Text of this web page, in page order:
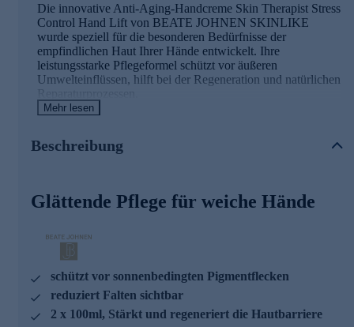
Die innovative Anti-Aging-Handcreme Skin Therapist Stress
Control Hand Lift von BEATE JOHNEN SKINLIKE
wurde speziell für die besonderen Bedürfnisse der
empfindlichen Haut Ihrer Hände entwickelt. Ihre
leistungsstarke Pflegeformel schützt vor äußeren
Umwelteinflüssen, hilft bei der Regeneration und natürlichen
Reparaturprozessen.
Gleichzeitig beugt sie effektiv sonnenbedingten
Der reichhaltige Wirkstoffmix stärkt die Hautbarriere
verbesserte Elastizität und ein angenehm weiches
Hautgefühl. Das Ergebnis:
glatte, geschmeidige, aber widerstandsfähige Hände.
Die wichtigsten Aktivstoffe und ihre Wirkung
Mehr lesen
Beschreibung
Glättende Pflege für weiche Hände
schützt vor sonnenbedingten Pigmentflecken
reduziert Falten sichtbar
2 x 100ml, Stärkt und regeneriert die Hautbarriere